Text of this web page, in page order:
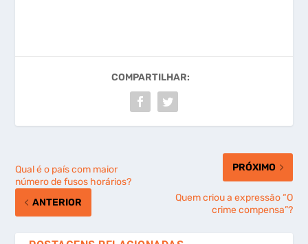
COMPARTILHAR:
Qual é o país com maior
número de fusos horários?
ANTERIOR
PRÓXIMO
Quem criou a expressão “O
crime compensa”?